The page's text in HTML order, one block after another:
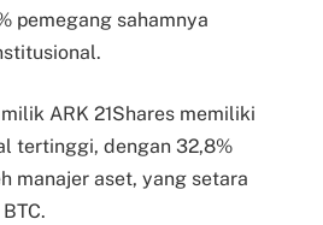
pemegang sahamnya
ARK 21Shares memiliki
tertinggi, dengan 32,8%
manajer aset, yang setara